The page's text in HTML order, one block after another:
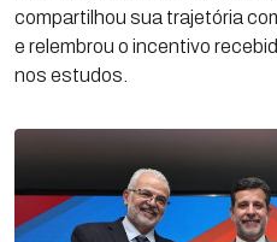
compartilhou sua trajetória
e relembrou o incentivo
nos estudos.